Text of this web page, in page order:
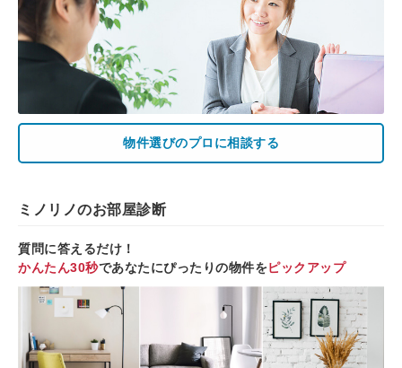
物件選びのプロに相談する
ミノリノのお部屋診断
質問に答えるだけ！
かんたん30秒であなたにぴったりの物件をピックアップ